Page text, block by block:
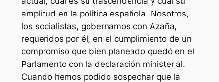
amplitud en la política española. Nosotros,
los socialistas, gobernamos con Azaña,
requeridos por él, en el cumplimiento de un
compromiso que bien planeado quedó en el
Parlamento con la declaración ministerial.
Cuando hemos podido sospechar que la